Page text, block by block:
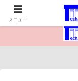
医療
メニュー